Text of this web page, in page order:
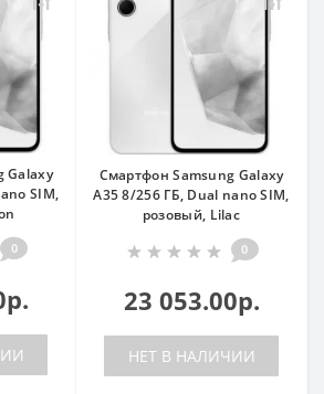
Galaxy
SIM,
0
Смартфон Samsung Galaxy
A35 8/256 ГБ, Dual nano SIM,
розовый, Lilac
0
23 053.00р.
НЕТ В НАЛИЧИИ